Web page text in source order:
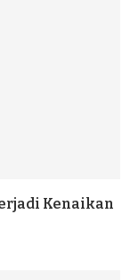
Kenaikan